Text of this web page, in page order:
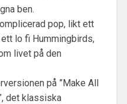
ben.
pop, likt ett
lo fi Hummingbirds,
livet på den
på ”Make All
det klassiska